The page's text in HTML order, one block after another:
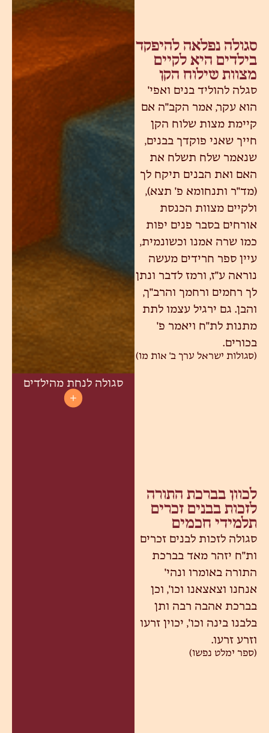
סגולה נפלאה להיפקד
בילדים היא לקיים
מצוות שילוח הקן
סגלה להוליד בנים ואפי'
הוא עקר, אמר הקב"ה אם
קיימת מצות שלוח הקן
חייך שאני פוקדך בבנים,
שנאמר שלח תשלח את
האם ואת הבנים תיקח לך
(מד"ר ותנחומא פ' תצא),
ולקיים מצוות הכנסת
אורחים בסבר פנים יפות
כמו שרה אמנו וכשונמית,
עיין ספר חרידים מעשה
נוראה ע"ז, ורמז לדבר ונתן
לך רחמים ורחמך והרב"ך,
והבן. גם ירגיל עצמו לתת
מתנות לת"ח ויאמר פ'
בכורים.
(סגולות ישראל ערך ב' אות מו)
לכוון בברכת התורה
לזכות בבנים זכרים
תלמידי חכמים
סגולה לזכות לבנים זכרים
ות"ח יזהר מאד בברכת
התורה באומרו ונהי'
אנחנו וצאצאנו וכו', וכן
בברכת אהבה רבה ותן
בלבנו בינה וכו', יכוין זרעו
וזרע זרעו.
(ספר ימלט נפשו)
סגולה לנחת מהילדים